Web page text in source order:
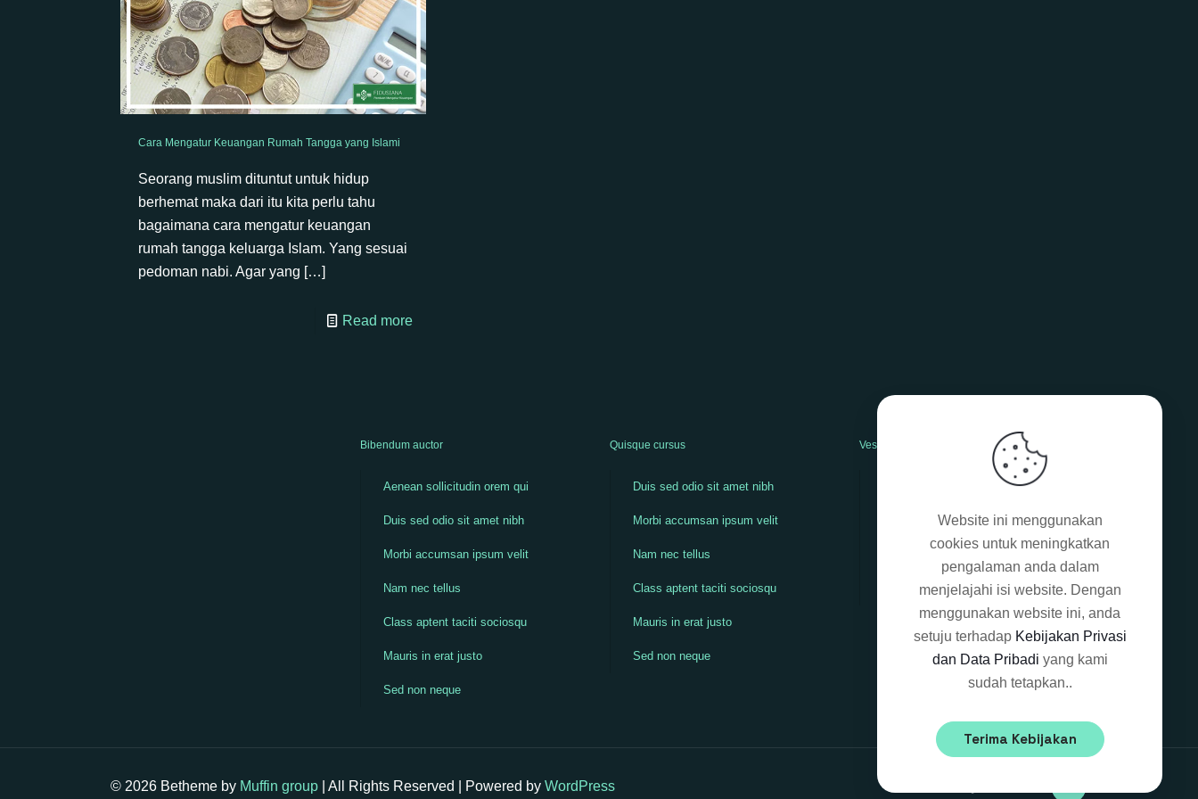
Cara Mengatur Keuangan Rumah Tangga yang Islami
Seorang muslim dituntut untuk hidup
berhemat maka dari itu kita perlu tahu
bagaimana cara mengatur keuangan
rumah tangga keluarga Islam. Yang sesuai
pedoman nabi. Agar yang […]
Read more
Bibendum auctor
Aenean sollicitudin orem qui
Duis sed odio sit amet nibh
Morbi accumsan ipsum velit
Nam nec tellus
Class aptent taciti sociosqu
Mauris in erat justo
Sed non neque
Quisque cursus
Duis sed odio sit amet nibh
Morbi accumsan ipsum velit
Nam nec tellus
Class aptent taciti sociosqu
Mauris in erat justo
Sed non neque
Vesti bulum
Class aptent taciti sociosqu
Sed non neque
© 2026 Betheme by Muffin group | All Rights Reserved | Powered by WordPress
Website ini menggunakan
cookies untuk meningkatkan
pengalaman anda dalam
menjelajahi isi website. Dengan
menggunakan website ini, anda
setuju terhadap Kebijakan Privasi
dan Data Pribadi yang kami
sudah tetapkan..
Terima Kebijakan